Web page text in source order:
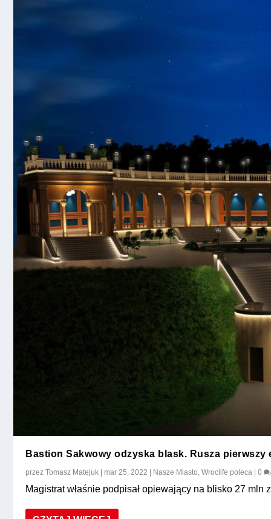
Bastion Sakwowy odzyska blask. Rusza
przezTomasz Matejuk |mar 25, 2022 Nasze Miasto,Wroclife poleca |0
Magistrat właśnie podpisał opiewający na blisko 27 mln